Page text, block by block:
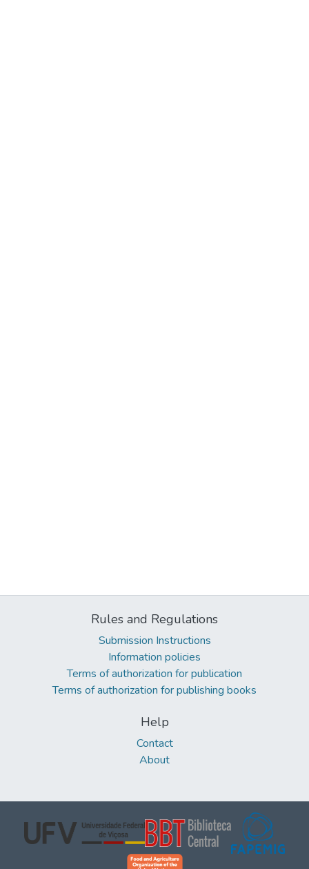
Rules and Regulations
Submission Instructions
Information policies
Terms of authorization for publication
Terms of authorization for publishing books
Help
Contact
About